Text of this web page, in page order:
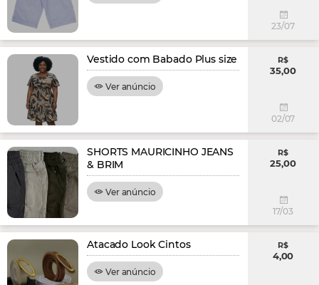
23/07
Vestido com Babado Plus size
Ver anúncio
R$
35,00
02/07
SHORTS MAURICINHO JEANS
& BRIM
Ver anúncio
R$
25,00
17/03
Atacado Look Cintos
Ver anúncio
R$
4,00